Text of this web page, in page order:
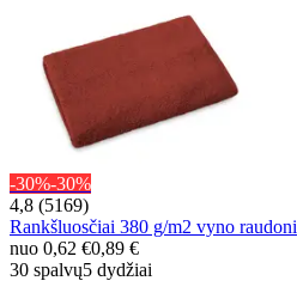
-30%-30%
4,8 (5169)
Rankšluosčiai 380 g/m2 vyno raudoni
nuo 0,62 €0,89 €
30 spalvų5 dydžiai